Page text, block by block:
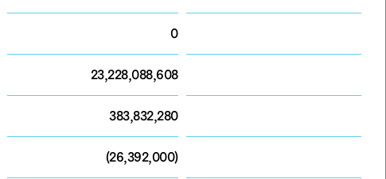
0
23,228,088,608
383,832,280
(26,392,000)